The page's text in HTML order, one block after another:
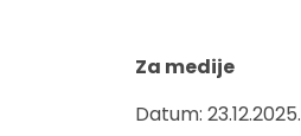
Za medije
Datum: 23.12.2025.